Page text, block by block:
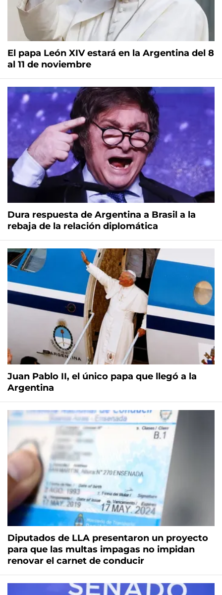
El papa León XIV estará en la Argentina del 8
al 11 de noviembre
Dura respuesta de Argentina a Brasil a la
rebaja de la relación diplomática
Juan Pablo II, el único papa que llegó a la
Argentina
Diputados de LLA presentaron un proyecto
para que las multas impagas no impidan
renovar el carnet de conducir